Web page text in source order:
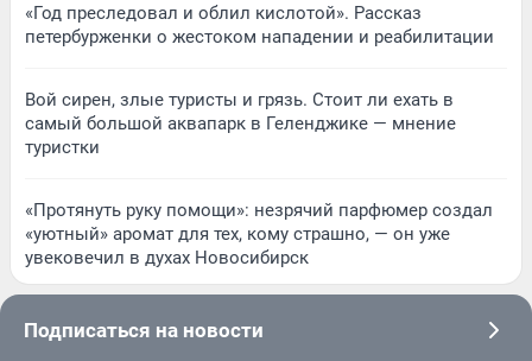
«Год преследовал и облил кислотой». Рассказ
петербурженки о жестоком нападении и реабилитации
Вой сирен, злые туристы и грязь. Стоит ли ехать в
самый большой аквапарк в Геленджике — мнение
туристки
«Протянуть руку помощи»: незрячий парфюмер создал
«уютный» аромат для тех, кому страшно, — он уже
увековечил в духах Новосибирск
Подписаться на новости